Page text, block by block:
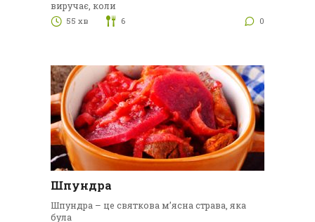
виручає, коли
55 хв 6 0
Шпундра
Шпундра – це святкова м’ясна страва, яка
була